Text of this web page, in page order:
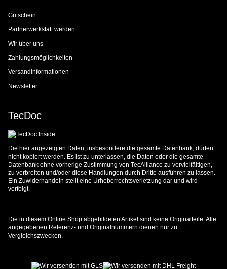
Gutschein
Partnerwerkstatt werden
Wir über uns
Zahlungsmöglichkeiten
Versandinformationen
Newsletter
TecDoc
Die hier angezeigten Daten, insbesondere die gesamte Datenbank, dürfen
nicht kopiert werden. Es ist zu unterlassen, die Daten oder die gesamte
Datenbank ohne vorherige Zustimmung von TecAlliance zu vervielfältigen,
zu verbreiten und/oder diese Handlungen durch Dritte ausführen zu lassen.
Ein Zuwiderhandeln stellt eine Urheberrechtsverletzung dar und wird
verfolgt.
Die in diesem Online Shop abgebildeten Artikel sind keine Originalteile. Alle
angegebenen Referenz- und Originalnummern dienen nur zu
Vergleichszwecken.